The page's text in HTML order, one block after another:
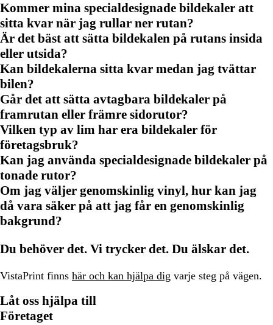
Kommer mina specialdesignade bildekaler att
sitta kvar när jag rullar ner rutan?
Är det bäst att sätta bildekalen på rutans insida
eller utsida?
Kan bildekalerna sitta kvar medan jag tvättar
bilen?
Går det att sätta avtagbara bildekaler på
framrutan eller främre sidorutor?
Vilken typ av lim har era bildekaler för
företagsbruk?
Kan jag använda specialdesignade bildekaler på
tonade rutor?
Om jag väljer genomskinlig vinyl, hur kan jag
då vara säker på att jag får en genomskinlig
bakgrund?
Du behöver det. Vi trycker det. Du älskar det.
VistaPrint finns här och kan hjälpa dig varje steg på vägen.
Låt oss hjälpa till
Företaget